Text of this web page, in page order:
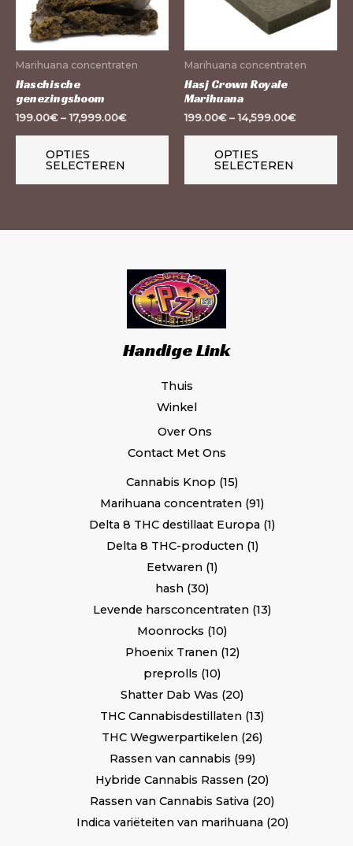
Marihuana concentraten
Haschische
genezingsboom
199.00€–17,999.00€
OPTIES
SELECTEREN
gekozen
worden
op
productpagina
Marihuana concentraten
Hasj Crown Royale
Marihuana
199.00€–14,599.00€
OPTIES
SELECTEREN
Handige Link
Thuis
Winkel
Over Ons
Contact Met Ons
Cannabis Knop 15
Marihuana concentraten 91
Delta 8 THC destillaat Europa 1
Delta 8 THC-producten 1
Eetwaren 1
hash 30
Levende harsconcentraten 13
Moonrocks 10
Phoenix Tranen 12
preprolls 10
Shatter Dab Was 20
THC Cannabisdestillaten 13
THC Wegwerpartikelen 26
Rassen van cannabis 99
Hybride Cannabis Rassen 20
Rassen van Cannabis Sativa 20
Indica variëteiten van marihuana 20